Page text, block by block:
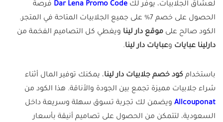
لعشاق الجلابيات، يوفر لك Dar Lena Promo Code فرصة
الحصول على خصم 7% على جميع الجلابيات المتاحة في المتجر.
الكود صالح على موقع دار لينا ويغطي كل التصاميم الفخمة من
دارلينا عبايات وعبايات دار لينا.
باستخدام كود خصم جلابيات دار لينا، يمكنك توفير المال أثناء
شراء جلابيات مميزة تجمع بين الجودة والأناقة. هذا الكود من
Allcouponat ويضمن لك تجربة تسوق سهلة وسريعة داخل
السعودية، لتتمكن من الحصول على تصاميم أنيقة بأسعار